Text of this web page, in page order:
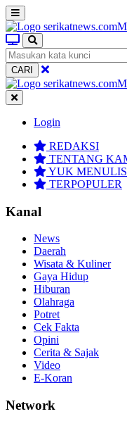
CARI
Login
REDAKSI
TENTANG
YUK MENULIS
TERPOPULER
Kanal
News
Daerah
Wisata & Kuliner
Gaya Hidup
Hiburan
Olahraga
Potret
Cek Fakta
Opini
Cerita & Sajak
Video
E-Koran
Network